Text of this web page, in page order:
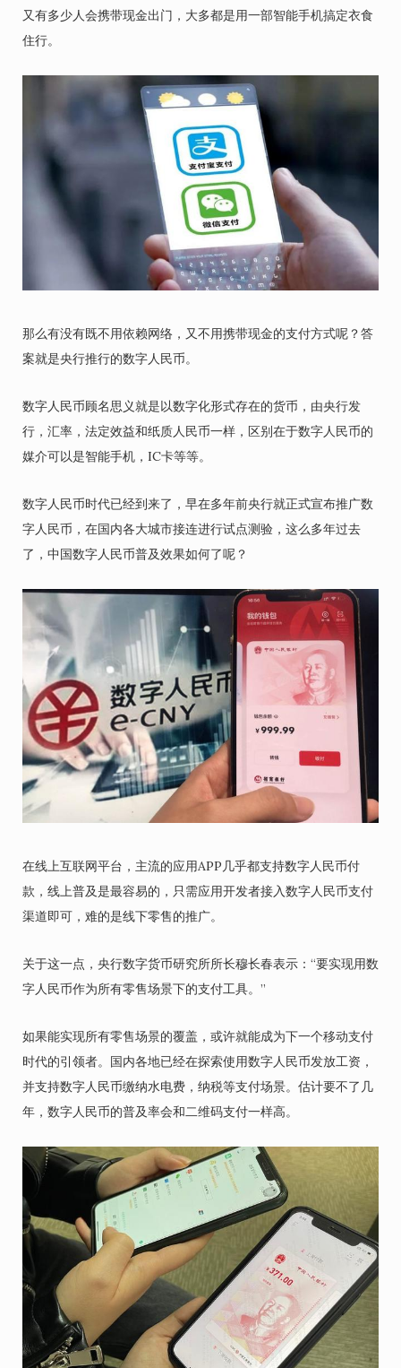
又有多少人会携带现金出门，大多都是用一部智能手机搞定衣食
住行。
那么有没有既不用依赖网络，又不用携带现金的支付方式呢？答
案就是央行推行的数字人民币。
数字人民币顾名思义就是以数字化形式存在的货币，由央行发
行，汇率，法定效益和纸质人民币一样，区别在于数字人民币的
媒介可以是智能手机，IC卡等等。
数字人民币时代已经到来了，早在多年前央行就正式宣布推广数
字人民币，在国内各大城市接连进行试点测验，这么多年过去
了，中国数字人民币普及效果如何了呢？
在线上互联网平台，主流的应用APP几乎都支持数字人民币付
款，线上普及是最容易的，只需应用开发者接入数字人民币支付
渠道即可，难的是线下零售的推广。
关于这一点，央行数字货币研究所所长穆长春表示：“要实现用数
字人民币作为所有零售场景下的支付工具。”
如果能实现所有零售场景的覆盖，或许就能成为下一个移动支付
时代的引领者。国内各地已经在探索使用数字人民币发放工资，
并支持数字人民币缴纳水电费，纳税等支付场景。估计要不了几
年，数字人民币的普及率会和二维码支付一样高。